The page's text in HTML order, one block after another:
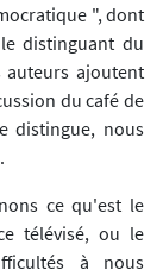
", dont
distinguant du
ajoutent
du café de
distingue, nous
.
ce qu'est le
télévisé, ou le
à nous